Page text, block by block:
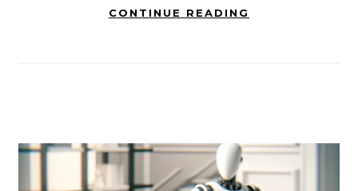
CONTINUE READING